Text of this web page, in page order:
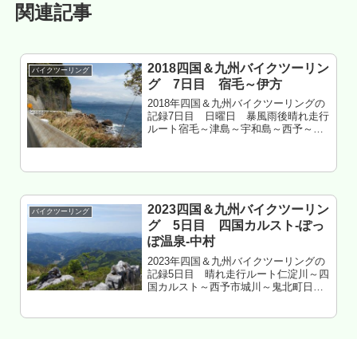
関連記事
バイクツーリング
2018四国＆九州バイクツーリン
グ 7日目 宿毛～伊方
2018年四国＆九州バイクツーリングの
記録7日目 日曜日 暴風雨後晴れ走行
ルート宿毛～津島～宇和島～西予～八
バイクツーリング
2023四国＆九州バイクツーリン
グ 5日目 四国カルスト-ぽっ
ぽ温泉-中村
2023年四国＆九州バイクツーリングの
記録5日目 晴れ走行ルート仁淀川～四
国カルスト～西予市城川～鬼北町日吉